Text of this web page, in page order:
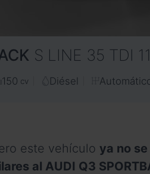
S LINE 35 TDI
150 cv Diésel
este vehículo ya no
al AUDI Q3